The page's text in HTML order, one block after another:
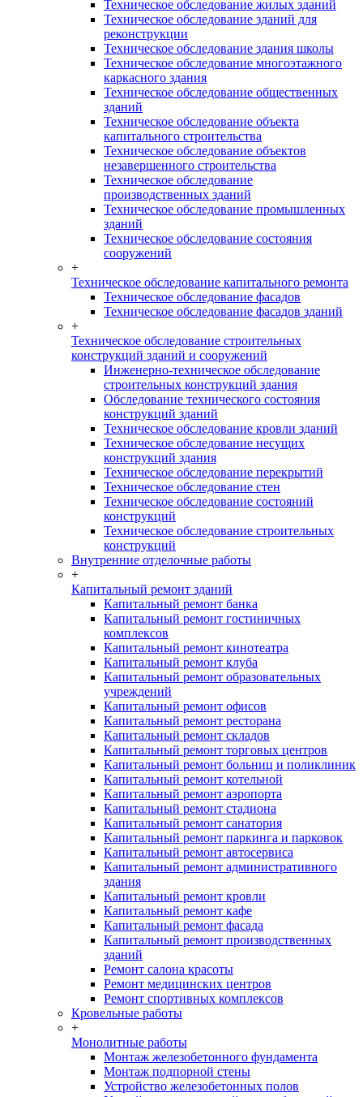
Техническое обследование жилых зданий
Техническое обследование зданий для
реконструкции
Техническое обследование здания школы
Техническое обследование многоэтажного
каркасного здания
Техническое обследование общественных
зданий
Техническое обследование объекта
капитального строительства
Техническое обследование объектов
незавершенного строительства
Техническое обследование
производственных зданий
Техническое обследование промышленных
зданий
Техническое обследование состояния
сооружений
+
Техническое обследование капитального ремонта
Техническое обследование фасадов
Техническое обследование фасадов зданий
+
Техническое обследование строительных
конструкций зданий и сооружений
Инженерно-техническое обследование
строительных конструкций здания
Обследование технического состояния
конструкций зданий
Техническое обследование кровли зданий
Техническое обследование несущих
конструкций здания
Техническое обследование перекрытий
Техническое обследование стен
Техническое обследование состояний
конструкций
Техническое обследование строительных
конструкций
Внутренние отделочные работы
+
Капитальный ремонт зданий
Капитальный ремонт банка
Капитальный ремонт гостиничных
комплексов
Капитальный ремонт кинотеатра
Капитальный ремонт клуба
Капитальный ремонт образовательных
учреждений
Капитальный ремонт офисов
Капитальный ремонт ресторана
Капитальный ремонт складов
Капитальный ремонт торговых центров
Капитальный ремонт больниц и поликлиник
Капитальный ремонт котельной
Капитальный ремонт аэропорта
Капитальный ремонт стадиона
Капитальный ремонт санатория
Капитальный ремонт паркинга и парковок
Капитальный ремонт автосервиса
Капитальный ремонт административного
здания
Капитальный ремонт кровли
Капитальный ремонт кафе
Капитальный ремонт фасада
Капитальный ремонт производственных
зданий
Ремонт салона красоты
Ремонт медицинских центров
Ремонт спортивных комплексов
Кровельные работы
+
Монолитные работы
Монтаж железобетонного фундамента
Монтаж подпорной стены
Устройство железобетонных полов